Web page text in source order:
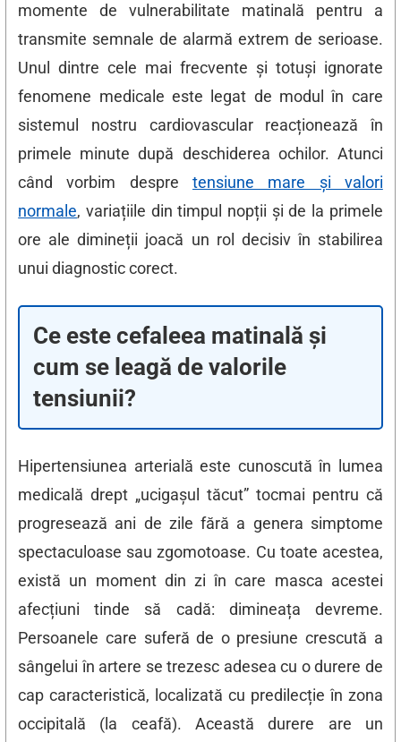
momente de vulnerabilitate matinală pentru a
transmite semnale de alarmă extrem de serioase.
Unul dintre cele mai frecvente și totuși ignorate
fenomene medicale este legat de modul în care
sistemul nostru cardiovascular reacționează în
primele minute după deschiderea ochilor. Atunci
când vorbim despre tensiune mare și valori
normale, variațiile din timpul nopții și de la primele
ore ale dimineții joacă un rol decisiv în stabilirea
unui diagnostic corect.
Ce este cefaleea matinală și
cum se leagă de valorile
tensiunii?
Hipertensiunea arterială este cunoscută în lumea
medicală drept „ucigașul tăcut” tocmai pentru că
progresează ani de zile fără a genera simptome
spectaculoase sau zgomotoase. Cu toate acestea,
există un moment din zi în care masca acestei
afecțiuni tinde să cadă: dimineața devreme.
Persoanele care suferă de o presiune crescută a
sângelui în artere se trezesc adesea cu o durere de
cap caracteristică, localizată cu predilecție în zona
occipitală (la ceafă). Această durere are un